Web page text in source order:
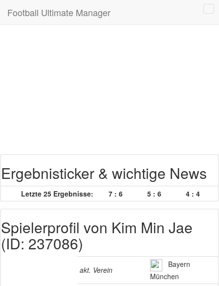
Football Ultimate Manager
Ergebnisticker & wichtige News
Letzte 25 Ergebnisse: 7 : 6 5 : 6 4 : 4
Spielerprofil von Kim Min Jae
(ID: 237086)
akt. Verein
Bayern
München